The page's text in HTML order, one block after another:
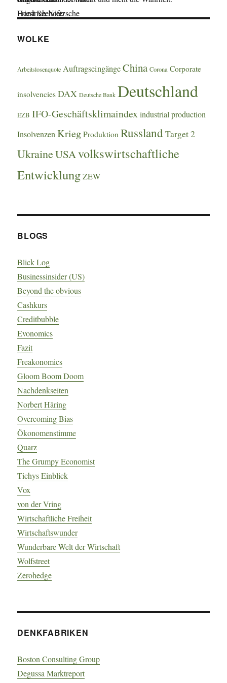
Friedrich Nietzsche
Horst Seehofer
WOLKE
Arbeitslosenquote Auftragseingänge China Corona Corporate
insolvencies DAX Deutsche Bank Deutschland
EZB IFO-Geschäftsklimaindex industrial production
Insolvenzen Krieg Produktion Russland Target 2
UkraineUSAvolkswirtschaftliche
Entwicklung ZEW
BLOGS
Blick Log
Businessinsider (US)
Beyond the obvious
Cashkurs
Creditbubble
Evonomics
Fazit
Freakonomics
Gloom Boom Doom
Nachdenkseiten
Norbert Häring
Overcoming Bias
Ökonomenstimme
Quarz
The Grumpy Economist
Tichys Einblick
Vox
von der Vring
Wirtschaftliche Freiheit
Wirtschaftswunder
Wunderbare Welt der Wirtschaft
Wolfstreet
Zerohedge
DENKFABRIKEN
Boston Consulting Group
Degussa Marktreport